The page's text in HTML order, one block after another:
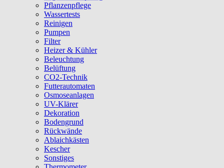
Pflanzenpflege
Wassertests
Reinigen
Pumpen
Filter
Heizer & Kühler
Beleuchtung
Belüftung
CO2-Technik
Futterautomaten
Osmoseanlagen
UV-Klärer
Dekoration
Bodengrund
Rückwände
Ablaichkästen
Kescher
Sonstiges